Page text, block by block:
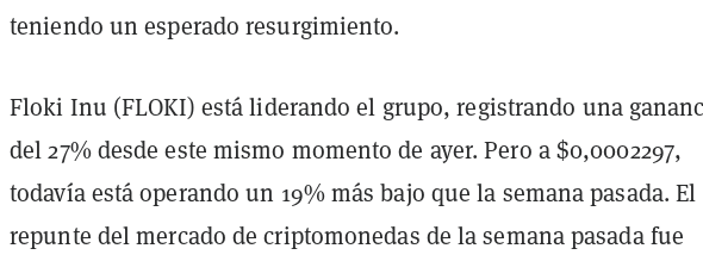
teniendo un esperado resurgimiento.
Floki Inu (FLOKI) está liderando el grupo, registrando una
del 27% desde este mismo momento de ayer. Pero a $0,0002297,
todavía está operando un 19% más bajo que la semana pasada. El
repunte del mercado de criptomonedas de la semana pasada fue